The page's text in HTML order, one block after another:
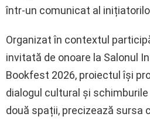
într-un comunicat al
Organizat în contextul
invitată de onoare la Salonul
Bookfest 2026, proiectul își
dialogul cultural și
două spații, precizează sursa